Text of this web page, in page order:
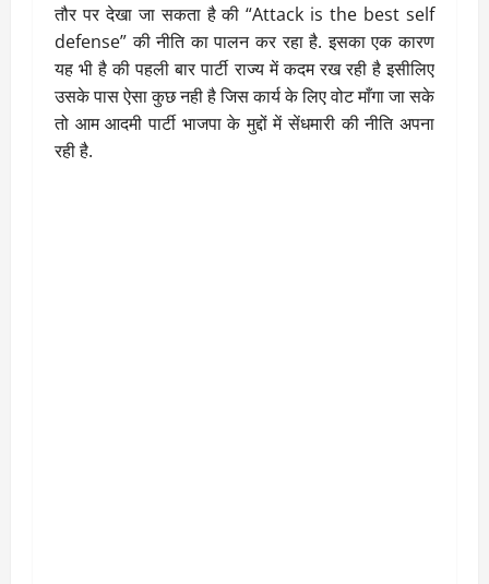
तौर पर देखा जा सकता है की “Attack is the best self
defense” की नीति का पालन कर रहा है. इसका एक कारण
यह भी है की पहली बार पार्टी राज्य में कदम रख रही है इसीलिए
उसके पास ऐसा कुछ नही है जिस कार्य के लिए वोट माँगा जा सके
तो आम आदमी पार्टी भाजपा के मुद्दों में सेंधमारी की नीति अपना
रही है.